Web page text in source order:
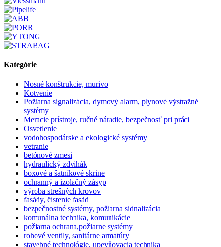
Kategórie
Nosné konštrukcie, murivo
Kotvenie
Požiarna signalizácia, dymový alarm, plynové výstražné
systémy
Meracie prístroje, ručné náradie, bezpečnosť pri práci
Osvetlenie
vodohospodárske a ekologické systémy
vetranie
betónové zmesi
hydraulický zdvihák
boxové a šatníkové skrine
ochranný a izolačný zásyp
výroba strešných krovov
fasády, čistenie fasád
bezpečnostné systémy, požiarna sidnalizácia
komunálna technika, komunikácie
požiarna ochrana,požiarne systémy
rohové ventily, sanitárne armatúry
stavebné technológie, upevňovacia technika